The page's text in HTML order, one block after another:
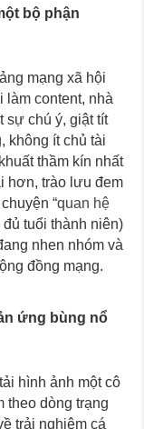
bộ phận
mạng xã hội
làm content, nhà
sự chú ý, giật tít
không ít chủ tài
thầm kín nhất
hơn, trào lưu đem
“quan hệ
tuổi thành niên)
nhen nhóm và
đồng mạng.
ứng bùng nổ
hình ảnh một cô
theo dòng trạng
trải nghiệm cá